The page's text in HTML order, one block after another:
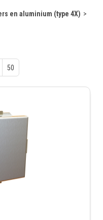
en aluminium (type 4X)
50